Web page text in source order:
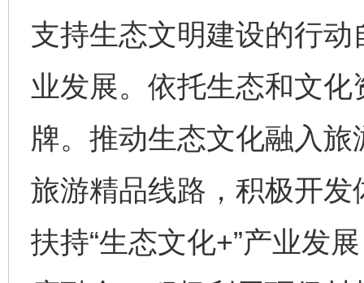
支持生态文明建设的行动
业发展。依托生态和文
牌。推动生态文化融入
旅游精品线路，积极开
扶持“生态文化+”产业发